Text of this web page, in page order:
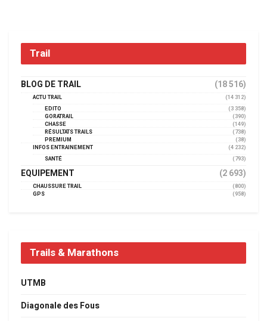
Trail
BLOG DE TRAIL (18 516)
ACTU TRAIL
(14 312)
EDITO
(3 358)
GORATRAIL
(390)
CHASSE
(149)
RÉSULTATS TRAILS
(738)
PREMIUM
(38)
INFOS ENTRAINEMENT
(4 232)
SANTÉ
(793)
EQUIPEMENT (2 693)
CHAUSSURE TRAIL
(800)
GPS
(958)
Trails & Marathons
UTMB
Diagonale des Fous